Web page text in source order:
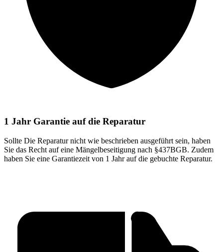
1 Jahr Garantie auf die Reparatur
Sollte Die Reparatur nicht wie beschrieben ausgeführt sein, haben
Sie das Recht auf eine Mängelbeseitigung nach §437BGB. Zudem
haben Sie eine Garantiezeit von 1 Jahr auf die gebuchte Reparatur.